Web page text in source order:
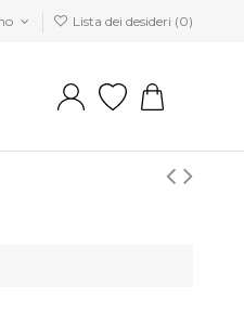
Lista dei desideri (0)